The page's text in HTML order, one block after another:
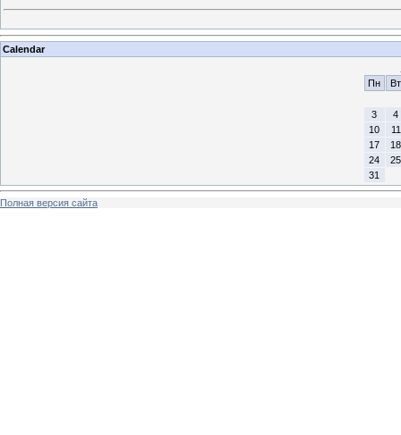
Calendar
Пн
Вт
3
4
10
11
17
18
24
25
31
Полная версия сайта